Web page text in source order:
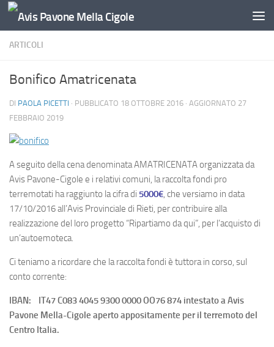
Salta al contenuto
ARTICOLI
Bonifico Amatricenata
DI PAOLA PICETTI · PUBBLICATO 18 OTTOBRE 2016 · AGGIORNATO 27
FEBBRAIO 2019
A seguito della cena denominata AMATRICENATA organizzata da
Avis Pavone-Cigole e i relativi comuni, la raccolta fondi pro
terremotati ha raggiunto la cifra di 5000€, che versiamo in data
17/10/2016 all’Avis Provinciale di Rieti, per contribuire alla
realizzazione del loro progetto “Ripartiamo da qui”, per l’acquisto di
un’autoemoteca.
Ci teniamo a ricordare che la raccolta fondi è tuttora in corso, sul
conto corrente:
IBAN: IT47 C083 4045 9300 0000 OO76 874 intestato a Avis
Pavone Mella-Cigole aperto appositamente per il terremoto del
Centro Italia.